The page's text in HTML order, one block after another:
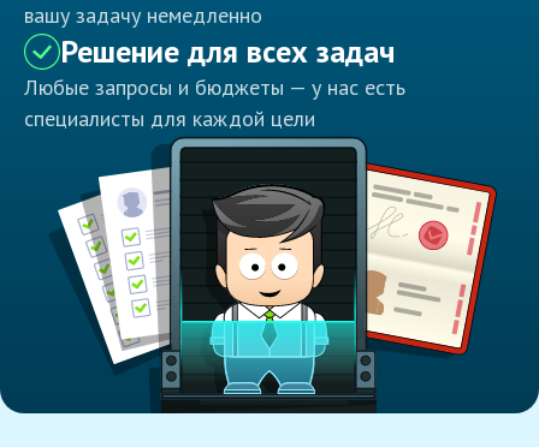
вашу задачу немедленно
Решение для всех задач
Любые запросы и бюджеты — у нас есть
специалисты для каждой цели